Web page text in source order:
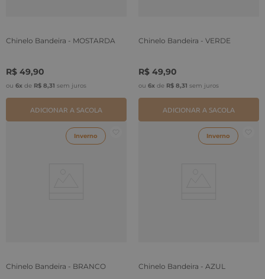
Chinelo Bandeira - MOSTARDA
R$ 49,90
ou 6x de R$ 8,31 sem juros
ADICIONAR A SACOLA
Chinelo Bandeira - VERDE
R$ 49,90
ou 6x de R$ 8,31 sem juros
ADICIONAR A SACOLA
Inverno
Chinelo Bandeira - BRANCO
Inverno
Chinelo Bandeira - AZUL